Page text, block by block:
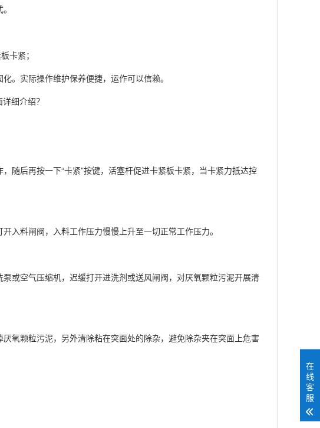
卡紧；
。实际操作维护保养便捷，运作可以信赖。
随后再按一下“卡紧”按键，活塞杆促进卡紧板卡紧，当卡紧力抵达控
入料闸阀，入料工作压力慢慢上升至一切正常工作压力。
或空气压缩机，迟缓打开进洗剂或送风闸阀，对厌氧颗粒污泥开展清
氧颗粒污泥，另外清除粘在突面处的除杂，避免除杂夹在突面上危害
在
线
客
服